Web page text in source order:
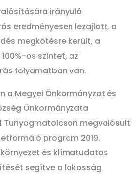
irányuló
eredményesen lezajlott, a
megkötésre került, a
os szintet, az
folyamatban van.
a Megyei Önkormányzat és
Önkormányzata
Tunyogmatolcson megvalósult
program 2019.
környezet és klímatudatos
segítve a lakosság